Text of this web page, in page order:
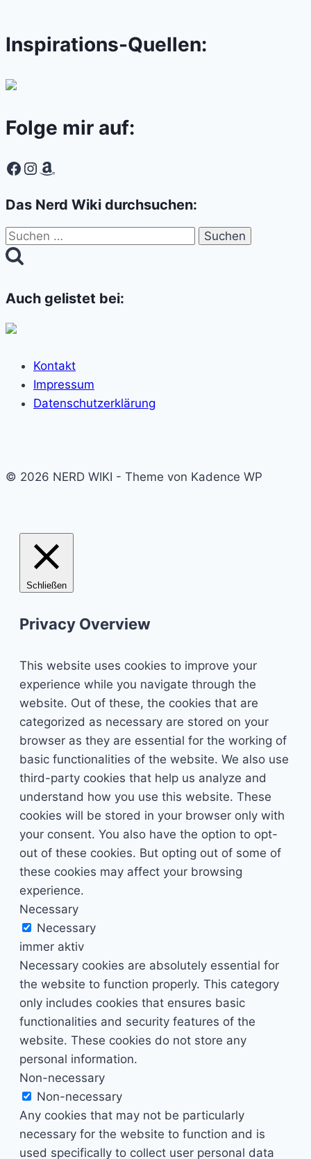
Inspirations-Quellen:
Folge mir auf:
Facebook
Instagram
Amazon
Das Nerd Wiki durchsuchen:
Suchen
nach:
Auch gelistet bei:
Kontakt
Impressum
Datenschutzerklärung
© 2026 NERD WIKI - Theme von Kadence WP
Schließen
Privacy Overview
This website uses cookies to improve your
experience while you navigate through the
website. Out of these, the cookies that are
categorized as necessary are stored on your
browser as they are essential for the working of
basic functionalities of the website. We also use
third-party cookies that help us analyze and
understand how you use this website. These
cookies will be stored in your browser only with
your consent. You also have the option to opt-
out of these cookies. But opting out of some of
these cookies may affect your browsing
experience.
Necessary
Necessary
immer aktiv
Necessary cookies are absolutely essential for
the website to function properly. This category
only includes cookies that ensures basic
functionalities and security features of the
website. These cookies do not store any
personal information.
Non-necessary
Non-necessary
Any cookies that may not be particularly
necessary for the website to function and is
used specifically to collect user personal data